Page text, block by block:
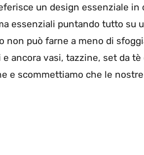
un design essenziale
essenziali puntando tutto su
non può farne a meno di
ancora vasi, tazzine, set da
e scommettiamo che le